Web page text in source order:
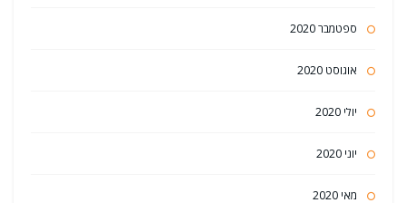
ספטמבר 2020
אוגוסט 2020
יולי 2020
יוני 2020
מאי 2020